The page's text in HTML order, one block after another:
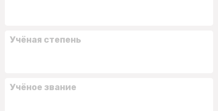
Учёная степень
Учёное звание